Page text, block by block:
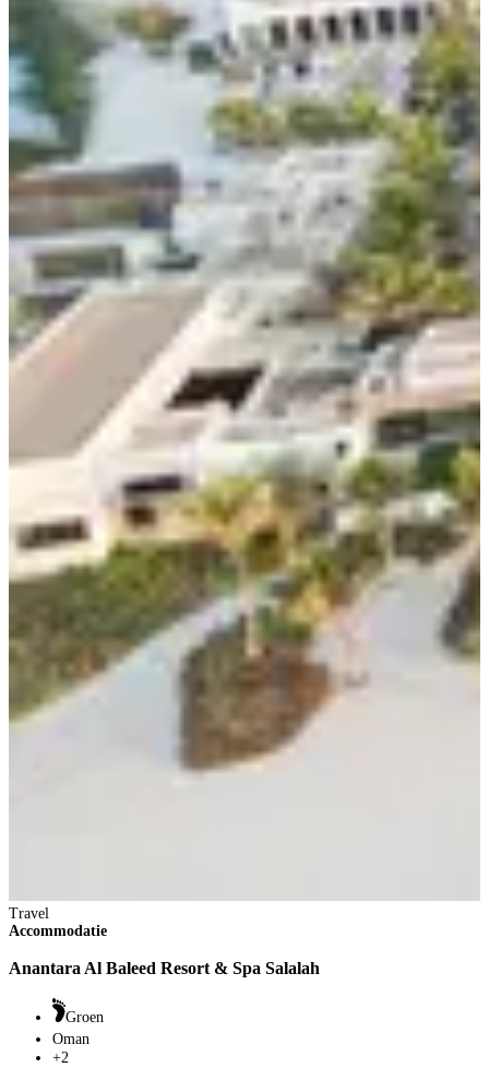
Travel
Accommodatie
Anantara Al Baleed Resort & Spa Salalah
Groen
Oman
+2